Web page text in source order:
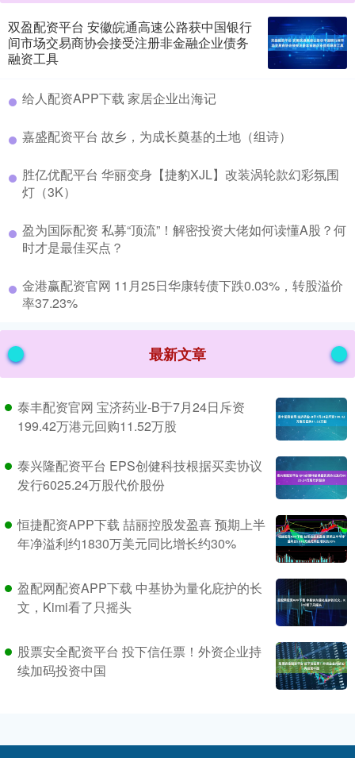
双盈配资平台 安徽皖通高速公路获中国银行
间市场交易商协会接受注册非金融企业债务
融资工具
​给人配资APP下载 家居企业出海记
​嘉盛配资平台 故乡，为成长奠基的土地（组诗）
​胜亿优配平台 华丽变身【捷豹XJL】改装涡轮款幻彩氛围
灯（3K）
​盈为国际配资 私募“顶流”！解密投资大佬如何读懂A股？何
时才是最佳买点？
​金港赢配资官网 11月25日华康转债下跌0.03%，转股溢价
率37.23%
最新文章
泰丰配资官网 宝济药业-B于7月24日斥资
199.42万港元回购11.52万股
泰兴隆配资平台 EPS创健科技根据买卖协议
发行6025.24万股代价股份
恒捷配资APP下载 喆丽控股发盈喜 预期上半
年净溢利约1830万美元同比增长约30%
盈配网配资APP下载 中基协为量化庇护的长
文，Kimi看了只摇头
股票安全配资平台 投下信任票！外资企业持
续加码投资中国